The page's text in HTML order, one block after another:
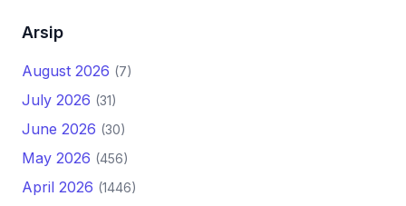
Arsip
August 2026 (7)
July 2026 (31)
June 2026 (30)
May 2026 (456)
April 2026 (1446)